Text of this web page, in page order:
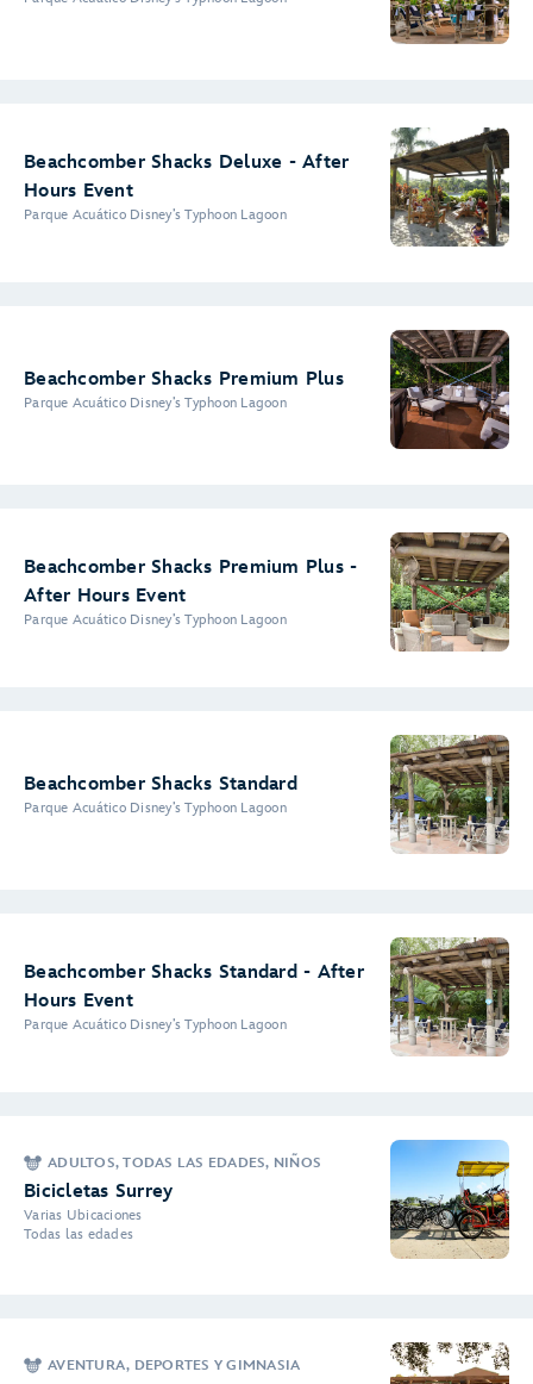
Beachcomber Shacks Deluxe - After
Hours Event
Parque Acuático Disney’s Typhoon Lagoon
Beachcomber Shacks Premium Plus
Parque Acuático Disney’s Typhoon Lagoon
Beachcomber Shacks Premium Plus -
After Hours Event
Parque Acuático Disney’s Typhoon Lagoon
Beachcomber Shacks Standard
Parque Acuático Disney’s Typhoon Lagoon
Beachcomber Shacks Standard - After
Hours Event
Parque Acuático Disney’s Typhoon Lagoon
ADULTOS, TODAS LAS EDADES, NIÑOS
Bicicletas Surrey
Varias Ubicaciones
Todas las edades
AVENTURA, DEPORTES Y GIMNASIA